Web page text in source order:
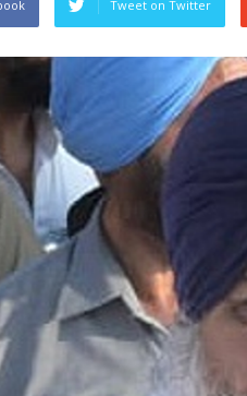
Tweet on Twitter